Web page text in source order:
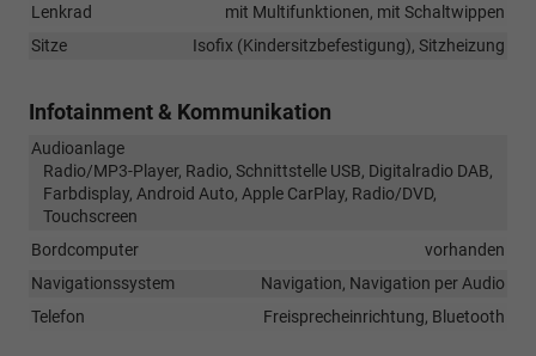
Lenkrad
mit Multifunktionen, mit Schaltwippen
Sitze
Isofix (Kindersitzbefestigung), Sitzheizung
Infotainment & Kommunikation
Audioanlage
Radio/MP3-Player, Radio, Schnittstelle USB, Digitalradio DAB,
Farbdisplay, Android Auto, Apple CarPlay, Radio/DVD,
Touchscreen
Bordcomputer
vorhanden
Navigationssystem
Navigation, Navigation per Audio
Telefon
Freisprecheinrichtung, Bluetooth